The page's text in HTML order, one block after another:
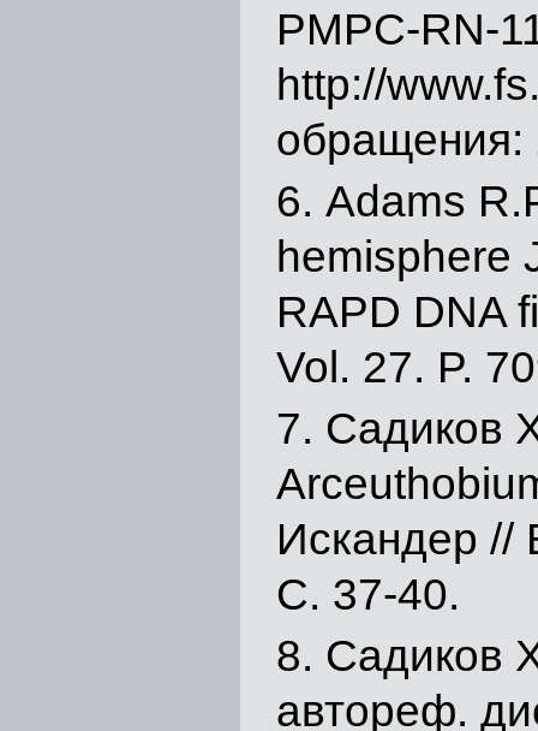
РМРС-RN-
http://
обращения:
Adams
hemisphere
RAPD DNA
Vol. 27. P.
Садиков
Искандер //
С. 37-40.
Садиков
автореф.